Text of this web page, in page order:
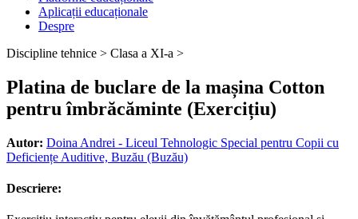
Aplicații educaționale
Despre
Discipline tehnice > Clasa a XI-a >
Platina de buclare de la mașina Cotton
pentru îmbrăcăminte (Exercițiu)
Autor: Doina Andrei - Liceul Tehnologic Special pentru Copii cu
Deficiențe Auditive, Buzău (Buzău)
Descriere: